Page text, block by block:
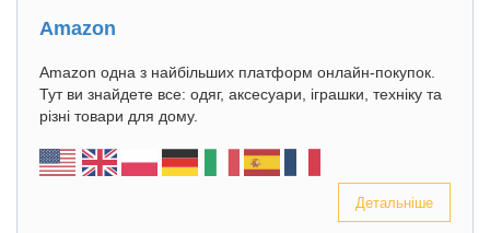
Amazon
Amazon одна з найбільших платформ онлайн-покупок.
Тут ви знайдете все: одяг, аксесуари, іграшки, техніку та
різні товари для дому.
Детальніше